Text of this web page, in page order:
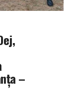
–